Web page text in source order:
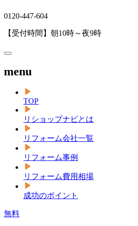
0120-447-604
【受付時間】朝10時～夜9時
menu
TOP
リショップナビとは
リフォーム会社一覧
リフォーム事例
リフォーム費用相場
成功のポイント
無料